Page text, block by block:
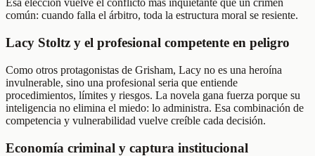
Esa elección vuelve el conflicto más inquietante que un crimen
común: cuando falla el árbitro, toda la estructura moral se resiente.
Lacy Stoltz y el profesional competente en peligro
Como otros protagonistas de Grisham, Lacy no es una heroína
invulnerable, sino una profesional seria que entiende
procedimientos, límites y riesgos. La novela gana fuerza porque su
inteligencia no elimina el miedo: lo administra. Esa combinación de
competencia y vulnerabilidad vuelve creíble cada decisión.
Economía criminal y captura institucional